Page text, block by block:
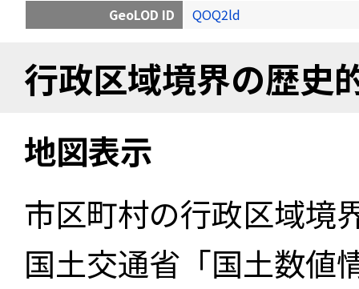
GeoLOD ID
QOQ2ld
行政区域境界の歴史
地図表示
市区町村の行政区域境
国土交通省「国土数値